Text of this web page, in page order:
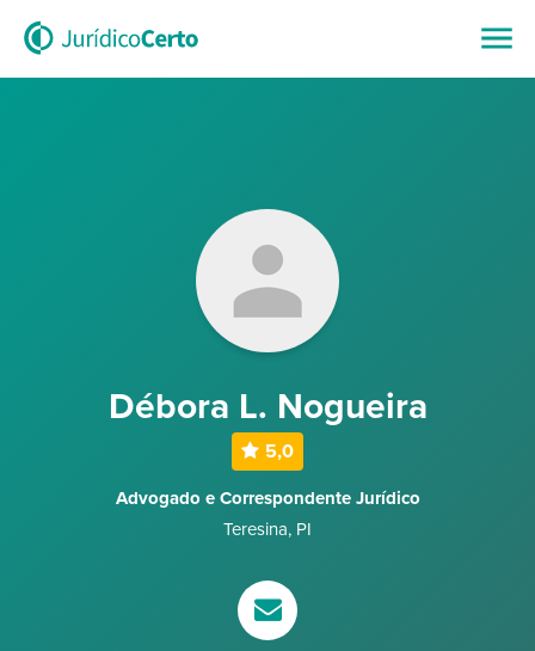
Débora L. Nogueira
5,0
Advogado e Correspondente Jurídico
Teresina, PI